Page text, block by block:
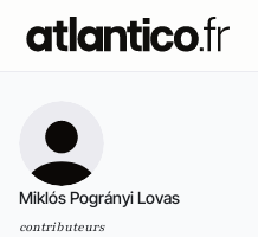
Miklós Pogrányi Lovas
contributeurs